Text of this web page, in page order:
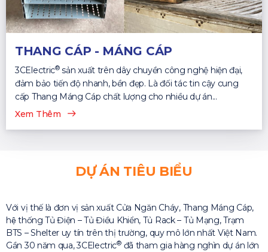
THANG CÁP - MÁNG CÁP
3CElectric®sản xuất trên dây chuyền công nghệ hiện đại,
đảm bảo tiến độ nhanh, bền đẹp. Là đối tác tin cậy cung
cấp Thang Máng Cáp chất lượng cho nhiều dự án...
Xem Thêm
DỰ ÁN TIÊU BIỂU
Với vị thế là đơn vị sản xuất Cửa Ngăn Cháy, Thang Máng Cáp,
hệ thống Tủ Điện – Tủ Điều Khiển, Tủ Rack – Tủ Mạng, Trạm
BTS – Shelter uy tín trên thị trường, quy mô lớn nhất Việt Nam.
Gần 30 năm qua, 3CElectric®đã tham gia hàng nghìn dự án lớn